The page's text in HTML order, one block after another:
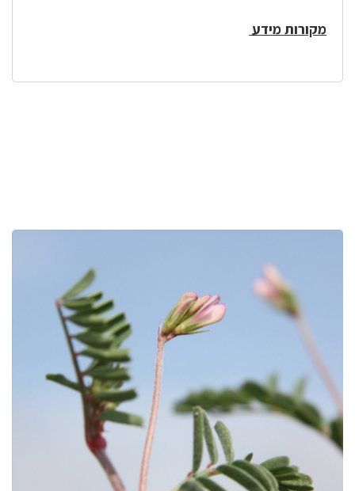
מקורות מידע